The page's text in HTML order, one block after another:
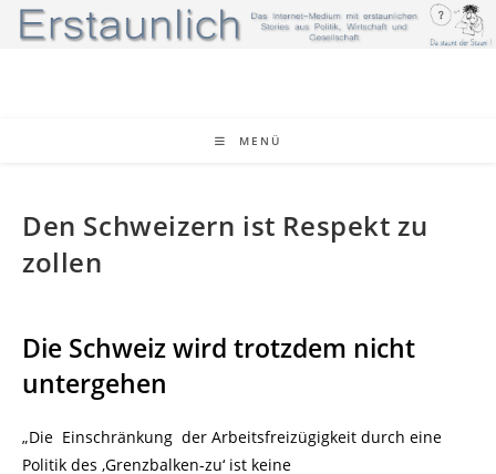
Zum
Inhalt
MENÜ
Den Schweizern ist Respekt zu
zollen
Die Schweiz wird trotzdem nicht
untergehen
„Die Einschränkung der Arbeitsfreizügigkeit durch eine
Politik des ‚Grenzbalken-zu‘ ist keine